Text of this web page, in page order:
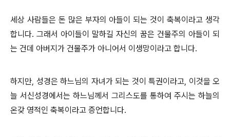
세상 사람들은 돈 많은 부자의 아들이 되는 것이 축복이라고 생각
합니다. 그래서 아이들이 말하길 자신의 꿈은 건물주의 아들이 되
는 건데 아버지가 건물주가 아니어서 이생망이라고 합니다.
하지만, 성경은 하느님의 자녀가 되는 것이 특권이라고, 이것을 오
늘 서신성경에서는 하느님께서 그리스도를 통하여 주시는 하늘의
온갖 영적인 축복이라고 증언합니다.